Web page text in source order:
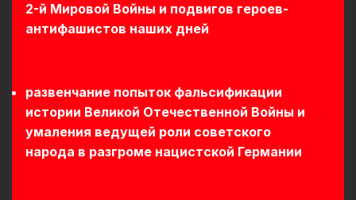
2-й Мировой Войны и подвигов героев-
антифашистов наших дней
развенчание попыток фальсификации
истории Великой Отечественной Войны и
умаления ведущей роли советского
народа в разгроме нацистской Германии